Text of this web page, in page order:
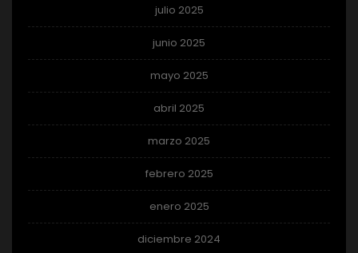
julio 2025
junio 2025
mayo 2025
abril 2025
marzo 2025
febrero 2025
enero 2025
diciembre 2024